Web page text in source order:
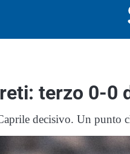
terzo 0-0
decisivo. Un punto